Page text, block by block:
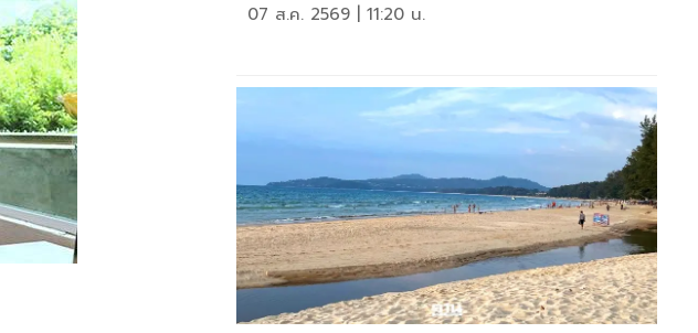
07 ส.ค. 2569 | 11:20 น.